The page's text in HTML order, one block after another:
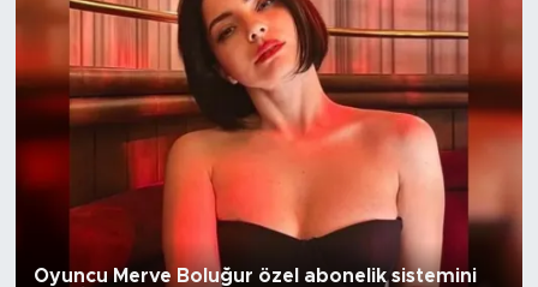
Oyuncu Merve Boluğur özel abonelik sistemini